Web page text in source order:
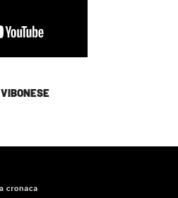
VIBONESE